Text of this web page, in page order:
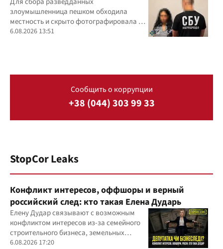
задержали агентку ФСБ
злоумышленница пешком обходила
местность и скрыто фотографировала и
обозначала на гугл-картах объекты
6.08.2026 13:51
Сообщить о коррупции
+38 (044) 303 99 33
StopCor Leaks
Конфликт интересов, оффшоры и верный
российский след: кто такая Елена Дударь
Елену Дудар связывают с возможным
конфликтом интересов из-за семейного
строительного бизнеса, земельных
скандалов, судебных дел
6.08.2026 17:20